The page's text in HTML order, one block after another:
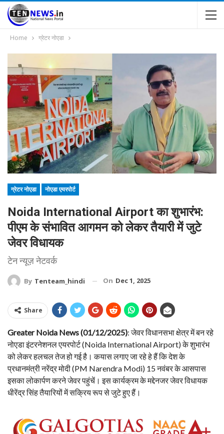
Home ग्रेटर नोएडा
ग्रेटर नोएडा नोएडा एयरपोर्ट
Noida International Airport का शुभारंभ:
पीएम के संभावित आगमन को लेकर तैयारी में जुटे
जेवर विधायक
टेन न्यूज़ नेटवर्क
By Tenteam_hindi On Dec 1, 2025
Share
Greater Noida News (01/12/2025): जेवर विधानसभा क्षेत्र में बन रहे
नोएडा इंटरनेशनल एयरपोर्ट (Noida International Airport) के शुभारंभ
को लेकर हलचल तेज हो गई है। कयास लगाए जा रहे हे हैं कि देश के
प्रधानमंत्री नरेंद्र मोदी (PM Narendra Modi) 15 नवंबर के आसपास
इसका लोकार्पण करने जेवर पहुंचें। इस कार्यक्रम के मद्देनजर जेवर विधायक
धीरेंद्र सिंह तैयारियों में सक्रिय रूप से जुटे हुए हैं।